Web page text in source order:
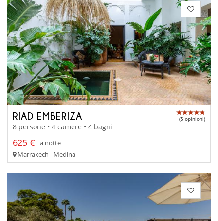
RIAD EMBERIZA (5 opinioni)
8 persone • 4 camere • 4 bagni
625 €
a notte
Marrakech - Medina